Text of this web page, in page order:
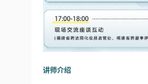
讲师介绍